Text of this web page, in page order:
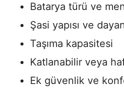
Batarya türü ve
Şasi yapısı ve
Taşıma kapasitesi
Katlanabilir veya
Ek güvenlik ve